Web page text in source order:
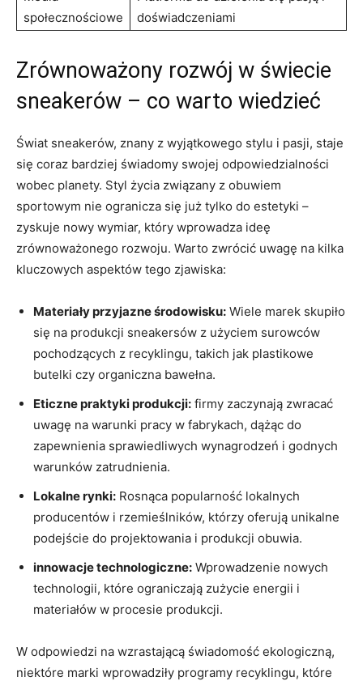
społecznościowe
doświadczeniami
Zrównoważony rozwój w świecie
sneakerów – co warto wiedzieć
Świat sneakerów, znany z wyjątkowego stylu i pasji, staje
się coraz bardziej świadomy swojej odpowiedzialności
wobec planety. Styl życia związany z obuwiem
sportowym nie ogranicza się już tylko do estetyki –
zyskuje nowy wymiar, który wprowadza ideę
zrównoważonego rozwoju. Warto zwrócić uwagę na kilka
kluczowych aspektów tego zjawiska:
Materiały przyjazne środowisku: Wiele marek skupiło
się na produkcji sneakersów z użyciem surowców
pochodzących z recyklingu, takich jak plastikowe
butelki czy organiczna bawełna.
Eticzne praktyki produkcji: firmy zaczynają zwracać
uwagę na warunki pracy w fabrykach, dążąc do
zapewnienia sprawiedliwych wynagrodzeń i godnych
warunków zatrudnienia.
Lokalne rynki: Rosnąca popularność lokalnych
producentów i rzemieślników, którzy oferują unikalne
podejście do projektowania i produkcji obuwia.
innowacje technologiczne: Wprowadzenie nowych
technologii, które ograniczają zużycie energii i
materiałów w procesie produkcji.
W odpowiedzi na wzrastającą świadomość ekologiczną,
niektóre marki wprowadziły programy recyklingu, które